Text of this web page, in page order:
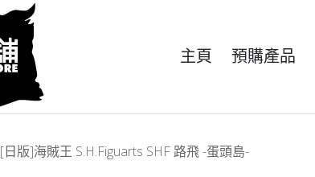
主頁 預購產品
[日版]海賊王 S.H.Figuarts SHF 路飛 -蛋頭島-